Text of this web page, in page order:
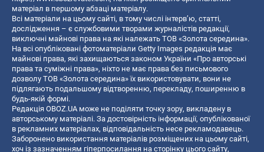
матеріал в першому абзаці матеріалу.
Всі матеріали на цьому сайті, в тому числі інтерв’ю, статті,
дослідження – є службовими творами журналістів редакції,
виключні майнові права на які належать ТОВ «Золота середина».
На всі опубліковані фотоматеріали Getty Images редакція має
майнові права, які захищаються законом України «Про авторські
права та суміжні права», ніхто не має права без письмового
дозволу ТОВ «Золота середина» їх використовувати, вони не
підлягають подальшому відтворенню, перекладу, поширенню в
будь-якій формі.
Редакція OBOZ.UA може не поділяти точку зору, викладену в
авторському матеріалі. За достовірність інформації, опублікованої
в рекламних матеріалах, відповідальність несе рекламодавець.
Заборонено використання матеріалів розміщених на цьому сайті,
хоч із зазначенням гіперпосилання на сторінку цього сайту,